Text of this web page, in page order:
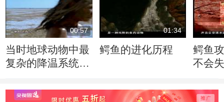
00:57
当时地球动物中最
复杂的降温系统出
01:34
鳄鱼的进化历程
鳄鱼
不会